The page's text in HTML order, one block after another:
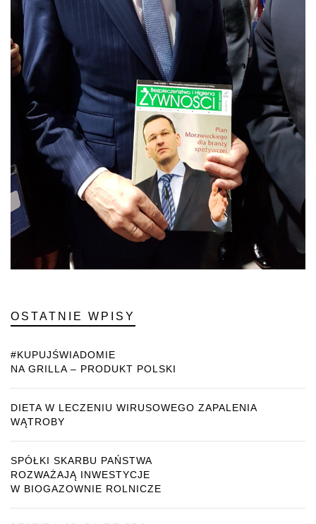
OSTATNIE WPISY
#KUPUJŚWIADOMIE
NA GRILLA – PRODUKT POLSKI
DIETA W LECZENIU WIRUSOWEGO ZAPALENIA
WĄTROBY
SPÓŁKI SKARBU PAŃSTWA
ROZWAŻAJĄ INWESTYCJE
W BIOGAZOWNIE ROLNICZE